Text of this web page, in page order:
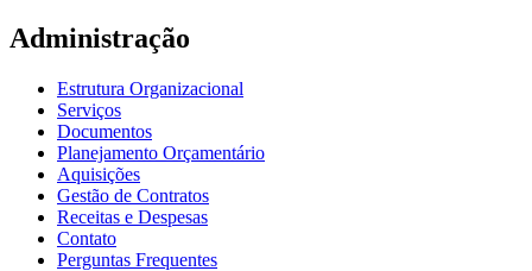
Administração
Estrutura Organizacional
Serviços
Documentos
Planejamento Orçamentário
Aquisições
Gestão de Contratos
Receitas e Despesas
Contato
Perguntas Frequentes